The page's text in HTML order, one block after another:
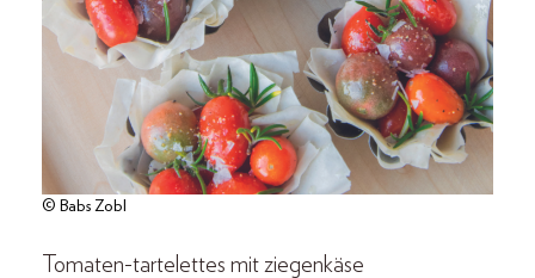
© Babs Zobl
Tomaten-tartelettes mit ziegenkäse